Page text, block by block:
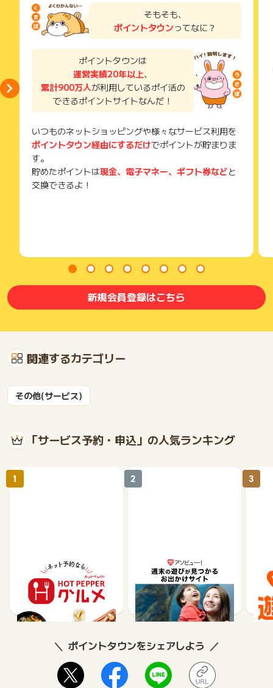
了などのメールは、ポイント獲得するまで必ず保管してくださ
獲得待ち・獲得失敗の状態でお問い合わせされる際に、該当の
メールを送っていただく場合がございます。
そのため、紛失・破棄された場合は対応いたしかねますので、
ご注意ください。
(※) SafariやChromeなどwebサイトを表示するアプリのこと
のでお断りします。お洋服を傷めるリスクがあるから洗えませ
このように言われたことは皆さまご経験あると思います。他店
で断られた時こそ当店にご依頼ください。
多少非効率でコストがかかっても、お客様から頼まれてもいな
い無料サービスを勝手にさせていただきます。まるでご家族に
洗ってもらったような思いやりを大切にしているからです。す
べては、大切なお洋服が届いて開封した時の感動を味わってほ
しいからです。
そのため、ボタンの取り付けやシミ抜き、汗抜き、静電気防止
加工など、例え頼まれなくても、思いやり品質で施させていた
だきます。
そもそも、
ポイントタウンってなに？
ポイントタウンは
運営実績20年以上、
累計900万人が利用しているポイ活の
できるポイントサイトなんだ！
いつものネットショッピングや様々なサービス利用を
ポイントタウン経由にするだけでポイントが貯まりま
す。
貯めたポイントは現金、電子マネー、ギフト券などと
交換できるよ！
新規会員登録はこちら
関連するカテゴリー
その他(サービス)
「サービス予約・申込」の人気ランキング
【ホットペッパーグル
メ】レストラン予約
85
1
遊び予約／レジャーチケ
ット購入サイト「アソビ
ュー！」
1.5%
2 3
ポイントタウンをシェアしよう